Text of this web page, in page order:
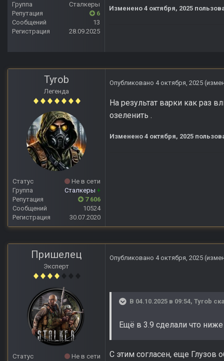
Группа
Сталкеры
Репутация
6
Сообщений
13
Регистрация
28.09.2025
Изменено 4 октября, 2025
Tyrob
Легенда
Статус
Не в сети
Группа
Сталкеры +
Репутация
7 606
Сообщений
10524
Регистрация
30.07.2020
Опубликовано 4 октября, 2025
На результат варки как раз
озеленить .
Изменено 4 октября, 2025
Пришелец
Эксперт
Статус
Не в сети
Опубликовано 4 октября, 2025
В 04.10.2025 в 09:54, Tyrob
Ещё в 3.9 сделали что
С этим согласен, еще Глузов